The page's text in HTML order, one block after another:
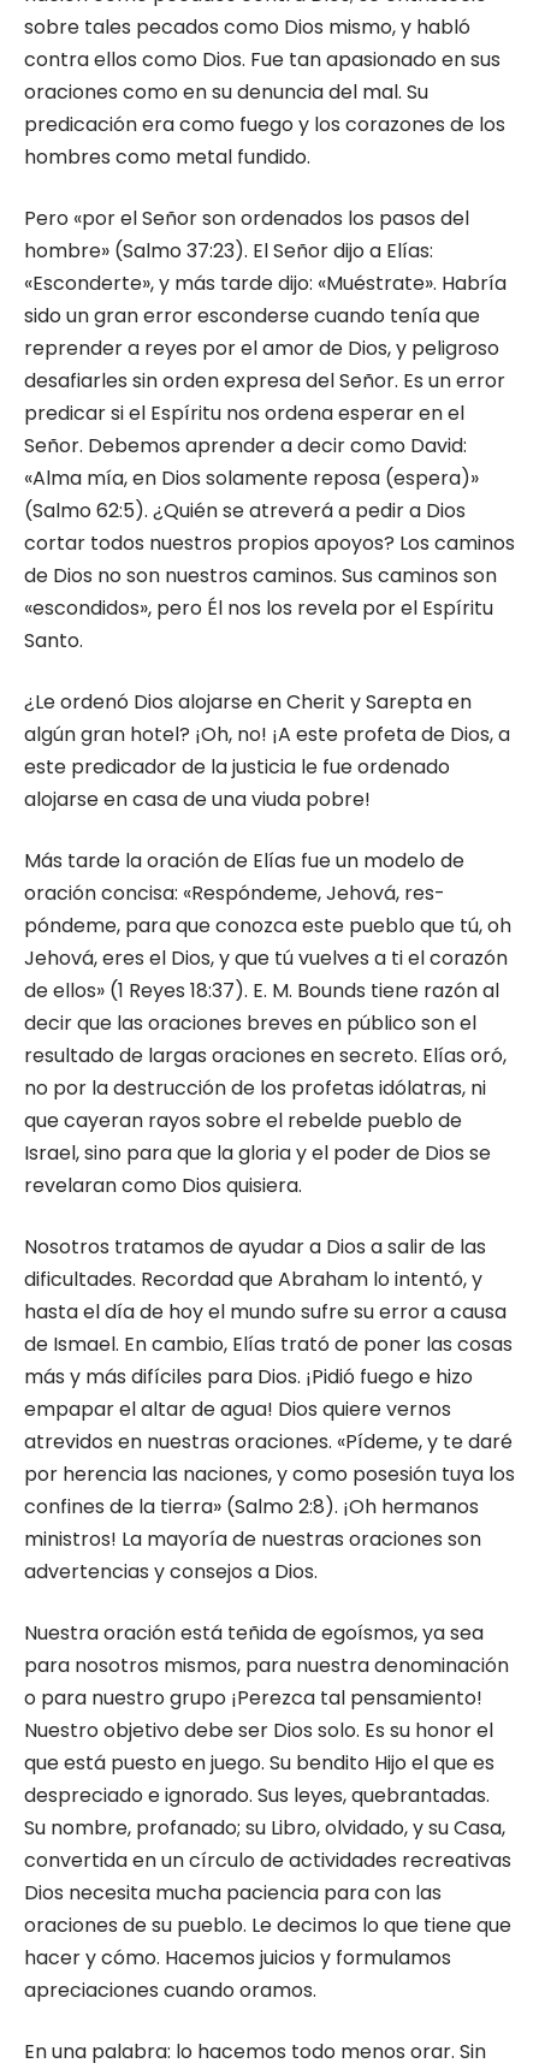
sobre tales pecados como Dios mismo, y habló
contra ellos como Dios. Fue tan apa­sionado en sus
oraciones como en su denuncia del mal. Su
predicación era como fuego y los corazones de los
hombres como metal fundido.
Pero «por el Señor son ordenados los pa­sos del
hombre» (Salmo 37:23). El Señor dijo a Elías:
«Esconderte», y más tarde dijo: «Muéstrate». Habría
sido un gran error esconderse cuando tenía que
reprender a reyes por el amor de Dios, y peligroso
desafiarles sin or­den expresa del Señor. Es un error
predicar si el Espíritu nos ordena esperar en el
Señor. Debemos aprender a decir como David:
«Alma mía, en Dios solamente reposa (espera)»
(Salmo 62:5). ¿Quién se atreverá a pedir a Dios
cortar todos nuestros propios apoyos? Los caminos
de Dios no son nuestros caminos. Sus caminos son
«escondidos», pero Él nos los revela por el Espíritu
Santo.
¿Le ordenó Dios alojarse en Cherit y Sarep­ta en
algún gran hotel? ¡Oh, no! ¡A este profeta de Dios, a
este predicador de la justicia le fue ordenado
alojarse en casa de una viuda pobre!
Más tarde la oración de Elías fue un modelo de
oración concisa: «Respóndeme, Jehová, res­
póndeme, para que conozca este pueblo que tú, oh
Jehová, eres el Dios, y que tú vuelves a ti el corazón
de ellos» (1 Reyes 18:37). E. M. Bounds tiene razón al
decir que las oraciones breves en público son el
resultado de largas oraciones en secreto. Elías oró,
no por la destrucción de los profetas idólatras, ni
que cayeran rayos so­bre el rebelde pueblo de
Israel, sino para que la gloria y el poder de Dios se
revelaran como Dios quisiera.
Nosotros tratamos de ayudar a Dios a sa­lir de las
dificultades. Recordad que Abraham lo intentó, y
has­ta el día de hoy el mundo sufre su error a causa
de Ismael. En cambio, Elías trató de poner las cosas
más y más difíciles para Dios. ¡Pidió fuego e hizo
empa­par el altar de agua! Dios quie­re vernos
atrevidos en nuestras oraciones. «Pídeme, y te daré
por herencia las naciones, y como posesión tuya los
confines de la tierra» (Salmo 2:8). ¡Oh hermanos
ministros! La mayoría de nues­tras oraciones son
advertencias y consejos a Dios.
Nuestra ora­ción está teñida de egoísmos, ya sea
para nosotros mismos, para nuestra denominación
o para nuestro grupo ¡Perezca tal pensamiento!
Nuestro objetivo debe ser Dios solo. Es su honor el
que está puesto en juego. Su bendito Hijo el que es
despre­ciado e ignorado. Sus leyes, quebrantadas.
Su nombre, profanado; su Libro, olvidado, y su Casa,
convertida en un círculo de actividades recreativas
Dios necesita mucha paciencia para con las
oraciones de su pueblo. Le decimos lo que tiene que
hacer y cómo. Hacemos juicios y formulamos
apreciaciones cuando oramos.
En una palabra: lo hacemos todo menos orar. Sin